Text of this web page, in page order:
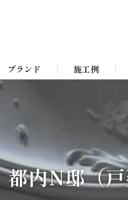
ブランド
Bohemian Chandeliers
Murano Blown Glass
William Morris lamps
Toile De Jouy Lamps
施工例
都内N邸（